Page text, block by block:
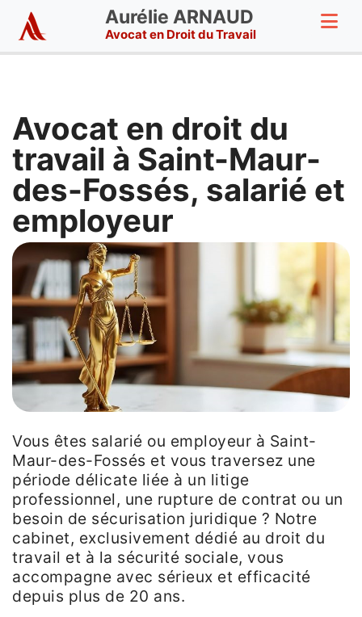
Aurélie ARNAUD
Avocat en Droit du Travail
Avocat en droit du
travail à Saint-Maur-
des-Fossés, salarié et
employeur
Vous êtes salarié ou employeur à Saint-
Maur-des-Fossés et vous traversez une
période délicate liée à un litige
professionnel, une rupture de contrat ou un
besoin de sécurisation juridique ? Notre
cabinet, exclusivement dédié au droit du
travail et à la sécurité sociale, vous
accompagne avec sérieux et efficacité
depuis plus de 20 ans.